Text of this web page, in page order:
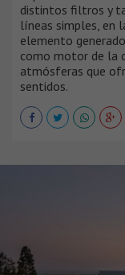
distintos filtros y
líneas simples, en
elemento
como motor de la
atmósferas que
sentidos.